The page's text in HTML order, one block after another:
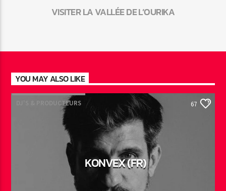
VISITER LA VALLÉE DE L’OURIKA
YOU MAY ALSO LIKE
DJ'S & PRODUCTEURS 67
KONVEX (FR)